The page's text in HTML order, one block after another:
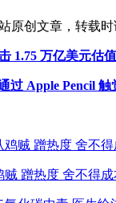
原创文章，转载
1.75 万亿美元估
过 Apple Pencil
蹭热度 舍不得